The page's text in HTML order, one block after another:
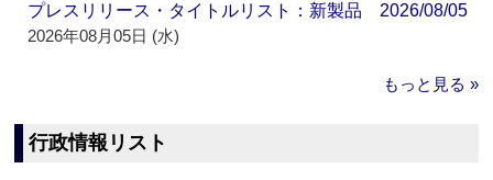
プレスリリース・タイトルリスト：新製品 2026/08/05
2026年08月05日 (水)
もっと見る »
行政情報リスト